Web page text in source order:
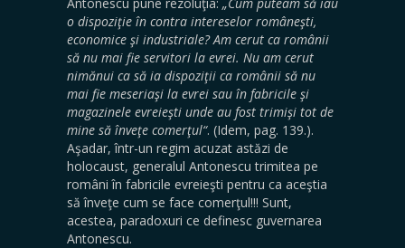
o dispoziţie în contra intereselor româneşti,
economice şi industriale? Am cerut ca românii
să nu mai fie servitori la evrei. Nu am cerut
nimănui ca să ia dispoziţii ca românii să nu
mai fie meseriaşi la evrei sau în fabricile şi
magazinele evreieşti unde au fost trimişi tot de
mine să înveţe comerţul“. (Idem, pag. 139.).
Aşadar, într-un regim acuzat astăzi de
holocaust, generalul Antonescu trimitea pe
români în fabricile evreieşti pentru ca aceştia
să înveţe cum se face comerţul!!! Sunt,
acestea, paradoxuri ce definesc guvernarea
Antonescu.